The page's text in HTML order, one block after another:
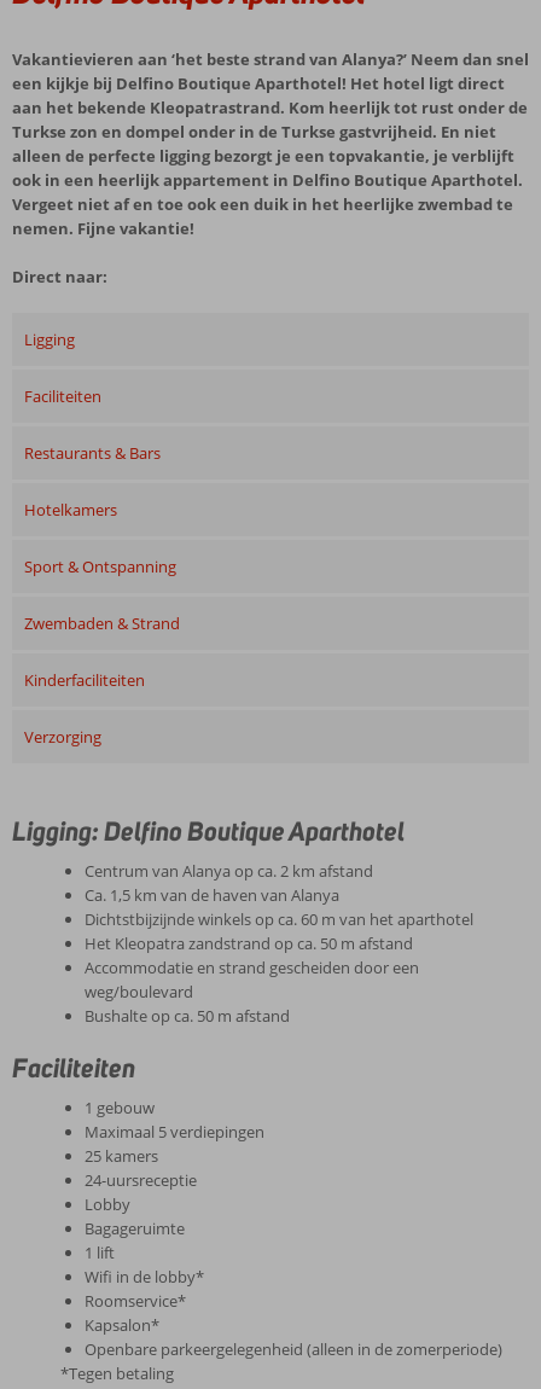
Vakantievieren aan ‘het beste strand van Alanya?’ Neem dan snel
een kijkje bij Delfino Boutique Aparthotel! Het hotel ligt direct
aan het bekende Kleopatrastrand. Kom heerlijk tot rust onder de
Turkse zon en dompel onder in de Turkse gastvrijheid. En niet
alleen de perfecte ligging bezorgt je een topvakantie, je verblijft
ook in een heerlijk appartement in Delfino Boutique Aparthotel.
Vergeet niet af en toe ook een duik in het heerlijke zwembad te
nemen. Fijne vakantie!
Direct naar:
Ligging
Faciliteiten
Restaurants & Bars
Hotelkamers
Sport & Ontspanning
Zwembaden & Strand
Kinderfaciliteiten
Verzorging
Ligging: Delfino Boutique Aparthotel
Centrum van Alanya op ca. 2 km afstand
Ca. 1,5 km van de haven van Alanya
Dichtstbijzijnde winkels op ca. 60 m van het aparthotel
Het Kleopatra zandstrand op ca. 50 m afstand
Accommodatie en strand gescheiden door een
weg/boulevard
Bushalte op ca. 50 m afstand
Faciliteiten
1 gebouw
Maximaal 5 verdiepingen
25 kamers
24-uursreceptie
Lobby
Bagageruimte
1 lift
Wifi in de lobby*
Roomservice*
Kapsalon*
Openbare parkeergelegenheid (alleen in de zomerperiode)
*Tegen betaling